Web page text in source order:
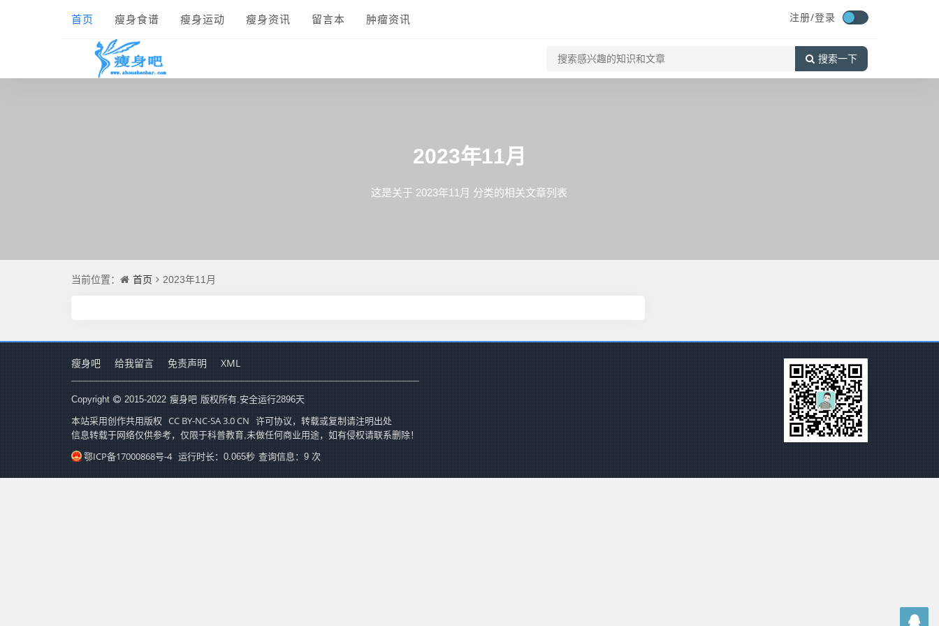
首页 瘦身食谱 瘦身运动 瘦身资讯 留言本 肿瘤资讯 注册/登录
搜索一下
2023年11月
这是关于 2023年11月 分类的相关文章列表
当前位置： 首页 2023年11月
瘦身吧 给我留言 免责声明 XML
Copyright 2015-2022 瘦身吧 版权所有.安全运行2896天
本站采用创作共用版权 CC BY-NC-SA 3.0 CN 许可协议，转载或复制请注明出处
信息转载于网络仅供参考，仅限于科普教育,未做任何商业用途，如有侵权请联系删除！
鄂ICP备17000868号-4 运行时长：0.065秒 查询信息：9 次